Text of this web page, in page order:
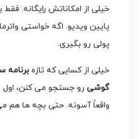
خیلی از امکاناتش رایگانه. فقط
پایین ویدیو. اگه خواستی
پولی رو بگیری.
خیلی از کسایی که تازه برنامه
گوشی رو جستجو می کنن،
واقعاً آسونه. حتی بچه ها هم